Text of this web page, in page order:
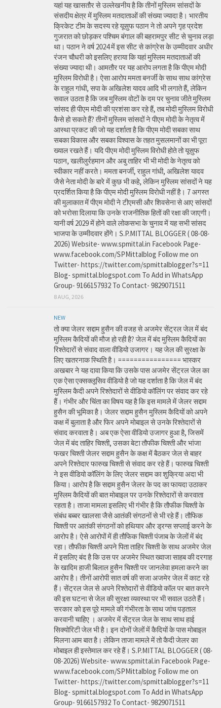
यहां यह खासतौर से उल्लेखनीय है कि तीनों मुस्लिम सांसदों के
संसदीय क्षेत्र में मुस्लिम मतदाताओं की संख्या ज्यादा है। भारतीय
क्रिकेट टीम के सदस्य रहे यूसुफ पठान ने तो अपने गृह प्रदेश
गुजरात को छोड़कर पश्चिम बंगाल की बहरामपुर सीट से चुनाव लड़ा
था। पठान ने वर्ष 2024 में इस सीट से कांग्रेस के उम्मीदवार अधीर
रंजन चौधरी को इसलिए हराया कि यहां मुस्लिम मतदाताओं की
संख्या ज्यादा थी। आमतौर पर यह आरोप लगता है कि पीएम मोदी
मुस्लिम विरोधी है। ऐसा आरोप ममता बनर्जी के साथ साथ कांग्रेस
के राहुल गांधी, सपा के अखिलेश यादव आदि भी लगाते हैं, लेकिन
सवाल उठता है कि जब मुस्लिम वोटों के दम पर चुनाव जीते मुस्लिम
सांसद ही पीएम मोदी की प्रशंसा कर रहे हैं, तब मोदी मुस्लिम विरोधी
कैसे हो सकते हैं? तीनों मुस्लिम सांसदों ने पीएम मोदी के नेतृत्व में
आस्था प्रकट की जो यह दर्शाता है कि पीएम मोदी सबका साथ
सबका विकास और सबका विश्वास के तहत मुसलमानों का भी पूरा
ख्याल रखते हैं। यदि पीएम मोदी मुस्लिम विरोधी होते तो यूसुफ
पठान, खलीलुर्रहमान और अबु ताहिर भी भी मोदी के नेतृत्व को
स्वीकार नहीं करते। ममता बनर्जी, राहुल गांधी, अखिलेश यादव
जैसे नेता मोदी के बारे में कुछ भी कहे, लेकिन मुस्लिम सांसदों ने यह
प्रदर्शित किया है कि पीएम मोदी मुस्लिम विरोधी नहीं है। 7 अगस्त
की मुलाकात में पीएम मोदी ने टीएमसी और शिवसेना से आए सांसदों
को भरोसा दिलाया कि उनके राजनीतिक हितों की रक्षा की जाएगी।
यानी वर्ष 2029 में होने वाले लोकसभा के चुनाव में यह सभी सांसद
भाजपा के उम्मीदवार होंगे। S.P.MITTAL BLOGGER ( 08-08-
2026) Website- www.spmittal.in Facebook Page-
www.facebook.com/SPMittalblog Follow me on
Twitter- https://twitter.com/spmittalblogger?s=11
Blog- spmittal.blogspot.com To Add in WhatsApp
Group- 9166157932 To Contact- 9829071511
8 AUG, 2026
NEW
तो क्या जेलर सद्दाम हुसैन की वजह से अजमेर सेंट्रल जेल में बंद
मुस्लिम कैदियों की मौज हो रही है? जेल में बंद मुस्लिम कैदियों का
रिश्तेदारों से संवाद वाला वीडियो उजागर। यह जेल की सुरक्षा के
लिए खतरनाक स्थिति है। ================ भास्कर
अखबार ने यह दावा किया कि उसके पास अजमेर सेंट्रल जेल का
एक ऐसा एक्सक्लूसिव वीडियो है जो यह दर्शाता है कि जेल में बंद
मुस्लिम कैदी अपने रिश्तेदारों से वीडियो कॉलिंग पर संवाद कर रहे
हैं। गंभीर और चिंता का विषय यह है कि इस मामले में जेलर सद्दाम
हुसैन की भूमिका है। जेलर सद्दाम हुसैन मुस्लिम कैदियों को अपने
कक्ष में बुलाता है और फिर अपने मोबाइल से उनके रिश्तेदारों से
संवाद करवाता है। अब एक ऐसा वीडियो उजागर हुआ है, जिसमें
जेल में बंद ताहिर चिश्ती, उसका बेटा तौफीक चिश्ती और भांजा
फखर चिश्ती जेलर सद्दाम हुसैन के कक्ष में बैठकर जेल से बाहर
अपने रिश्तेदार फारुख चिश्ती से संवाद कर रहे हैं। फारुख चिश्ती
ने इस वीडियो कॉलिंग के लिए जेलर सद्दाम का शुक्रिया अदा भी
किया। आरोप है कि सद्दाम हुसैन जेलर के पद का फायदा उठाकर
मुस्लिम कैदियों की बात मोबाइल पर उनके रिश्तेदारों से करवाता
रहता है। ताजा मामला इसलिए भी गंभीर है कि तौफीक चिश्ती के
संबंध बब्बर खालसा जैसे आतंकी संगठनों से भी रहे हैं। तौफिक
चिश्ती पर आतंकी संगठनों को हथियार और ड्रग्स सप्लाई करने के
आरोप है। ऐसे आरोपों में ही तौफिक चिश्ती पंजाब के जेलों में बंद
रहा। तौफीक चिश्ती अपने पिता ताहिर चिश्ती के साथ अजमेर जेल
में इसलिए बंद है कि उस पर अजमेर स्थित ख्वाजा साहब की दरगाह
के खादिम हाजी बिलाल हुसैन चिश्ती पर जानलेवा हमला करने का
आरोप है। तीनों आरोपी सात वर्ष की सजा अजमेर जेल में काट रहे
हैं। सेंट्रल जेल से अपने रिश्तेदारों से वीडियो कॉल पर बात करने
की इस घटना से जेल की सुरक्षा व्यवस्था पर भी सवाल उठते हैं।
सरकार को इस पूरे मामले की गंभीरता के साथ जांच पड़ताल
करवानी चाहिए । अजमेर में सेंट्रल जेल के साथ साथ हाई
सिक्योरिटी जेल भी है। इन दोनों जेलों में कैदियों के पास मोबाइल
मिलना आम बात है। लेकिन ताजा मामले में तो कैदी जेलर का
मोबाइल ही इस्तेमाल कर रहे हैं। S.P.MITTAL BLOGGER ( 08-
08-2026) Website- www.spmittal.in Facebook Page-
www.facebook.com/SPMittalblog Follow me on
Twitter- https://twitter.com/spmittalblogger?s=11
Blog- spmittal.blogspot.com To Add in WhatsApp
Group- 9166157932 To Contact- 9829071511